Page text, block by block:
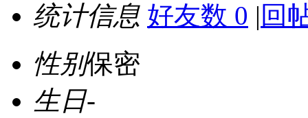
统计信息 好友数 0 | 回
性别保密
生日-